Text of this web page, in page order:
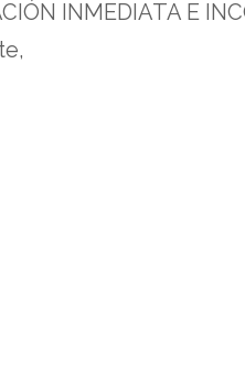
INMEDIATA E